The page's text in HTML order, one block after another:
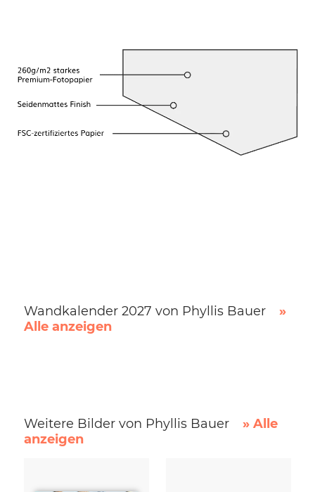
Wandkalender 2027 von Phyllis Bauer
»
Alle anzeigen
Weitere Bilder von Phyllis Bauer
» Alle
anzeigen